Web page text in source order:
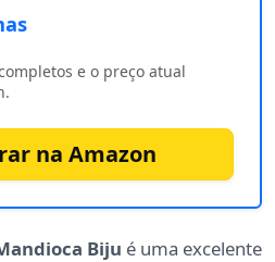
e o preço atual
na Amazon
Biju é uma excelente